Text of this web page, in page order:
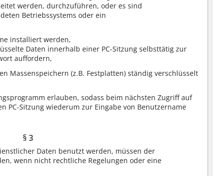
werden, durchzuführen, oder es sind
Betriebssystems oder ein
installiert werden,
Daten innerhalb einer PC-Sitzung selbsttätig zur
auffordern,
Massenspeichern (z.B. Festplatten) ständig verschlüsselt
erlauben, sodass beim nächsten Zugriff auf
PC-Sitzung wiederum zur Eingabe von Benutzername
§ 3
Daten benutzt werden, müssen der
wenn nicht rechtliche Regelungen oder eine